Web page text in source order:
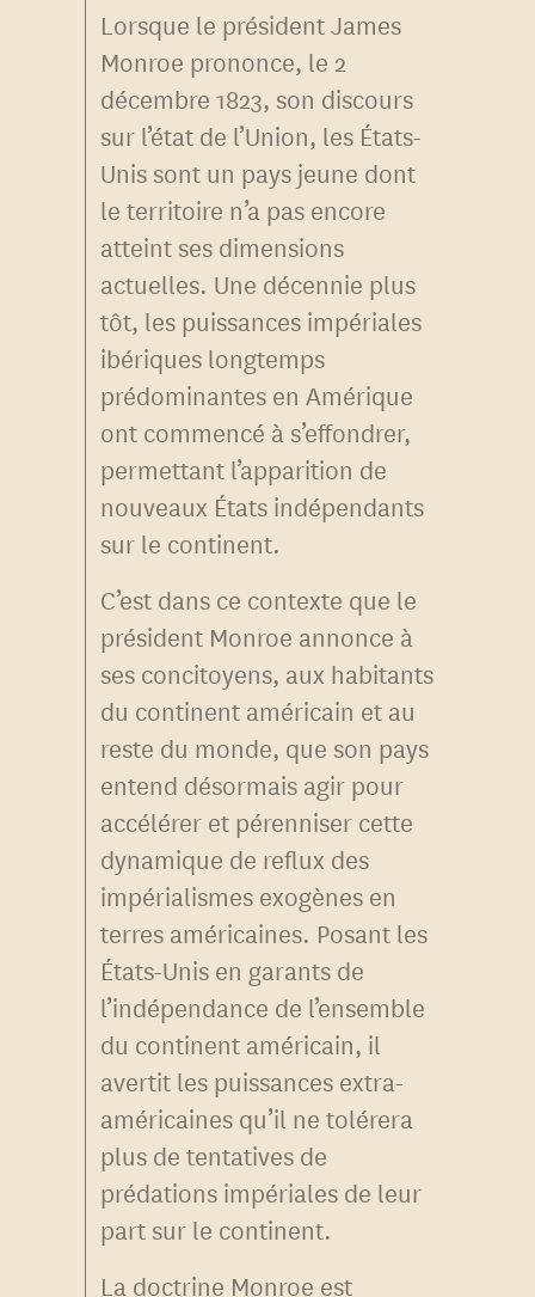
Lorsque le président James
Monroe prononce, le 2
décembre 1823, son discours
sur l’état de l’Union, les États-
Unis sont un pays jeune dont
le territoire n’a pas encore
atteint ses dimensions
actuelles. Une décennie plus
tôt, les puissances impériales
ibériques longtemps
prédominantes en Amérique
ont commencé à s’effondrer,
permettant l’apparition de
nouveaux États indépendants
sur le continent.
C’est dans ce contexte que le
président Monroe annonce à
ses concitoyens, aux habitants
du continent américain et au
reste du monde, que son pays
entend désormais agir pour
accélérer et pérenniser cette
dynamique de reflux des
impérialismes exogènes en
terres américaines. Posant les
États-Unis en garants de
l’indépendance de l’ensemble
du continent américain, il
avertit les puissances extra-
américaines qu’il ne tolérera
plus de tentatives de
prédations impériales de leur
part sur le continent.
La doctrine Monroe est